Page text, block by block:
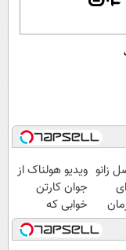
زانو ویدیو هولناک از
جوان کارتن
خوابی که
میلیاردر شد.
آموزش رایگان